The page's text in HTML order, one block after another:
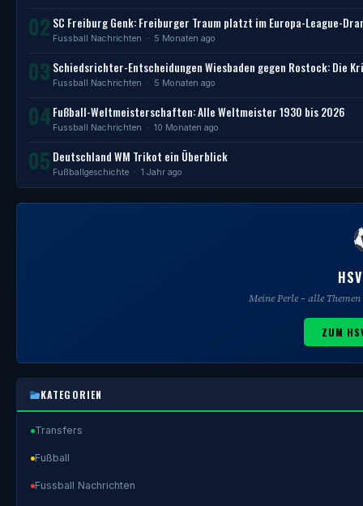
02 SC Freiburg Genk: Freiburger Traum platzt im Europa-League-
Fussball Nachrichten · 5 Monaten ago
03 Schiedsrichter-Entscheidungen Wiesbaden gegen Rostock: Die
Fussball Nachrichten · 5 Monaten ago
04 Fußball-Weltmeisterschaften: Alle Weltmeister 1930 bis 2026
Fussball Nachrichten · 10 Monaten ago
05 Deutschland WM Trikot ein Überblick
Fußballgeschichte · 1 Jahr ago
Meine Perle – alle
ZUM
KATEGORIEN
Transfers
Fußball
Fussball Nachrichten